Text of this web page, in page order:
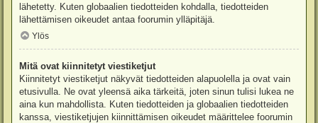
lähetetty. Kuten globaalien tiedotteiden kohdalla, tiedotteiden
lähettämisen oikeudet antaa foorumin ylläpitäjä.
Ylös
Mitä ovat kiinnitetyt viestiketjut
Kiinnitetyt viestiketjut näkyvät tiedotteiden alapuolella ja ovat vain
etusivulla. Ne ovat yleensä aika tärkeitä, joten sinun tulisi lukea ne
aina kun mahdollista. Kuten tiedotteiden ja globaalien tiedotteiden
kanssa, viestiketjujen kiinnittämisen oikeudet määrittelee foorumin